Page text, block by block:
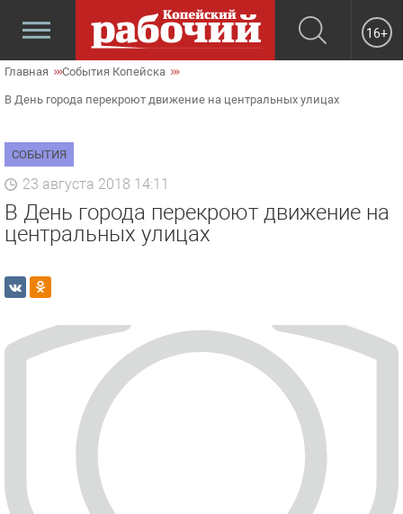
16+
Главная События Копейска
В День города перекроют движение на центральных улицах
СОБЫТИЯ
23 августа 2018 14:11
В День города перекроют движение на
центральных улицах